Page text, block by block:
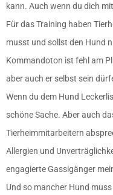
kann. Auch wenn du dich
Für das Training haben
musst und sollst den Hund
Kommandoton ist fehl am
aber auch er selbst sein
Wenn du dem Hund
schöne Sache. Aber auch
Tierheimmitarbeitern
Allergien und
engagierte Gassigänger
Und so mancher Hund